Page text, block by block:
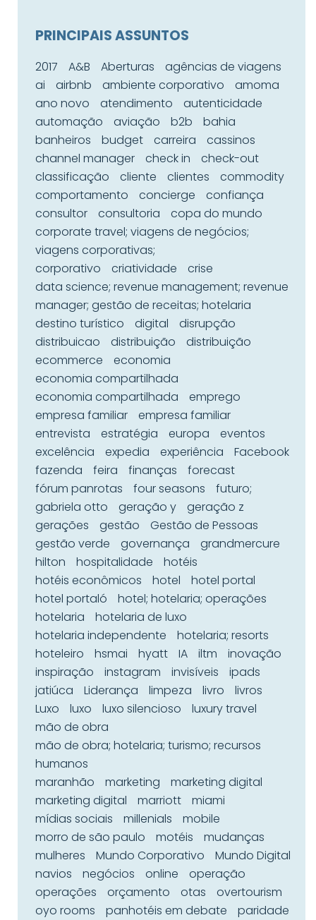
PRINCIPAIS ASSUNTOS
2017 A&B Aberturas
agências de viagens
ai
airbnb ambiente corporativo
amoma
ano novo
atendimento
autenticidade
automação
aviação b2b
bahia
banheiros
budget carreira
cassinos
channel manager
check in
check-out
classificação
cliente clientes
commodity
comportamento
concierge
confiança
consultor
consultoria
copa do mundo
corporate travel; viagens de negócios;
viagens corporativas;
corporativo
criatividade
crise
data science; revenue management; revenue
manager; gestão de receitas; hotelaria
destino turístico
digital
disrupção
distribuicao
distribuição
distribuição
ecommerce
economia
economia compartilhada
economia compartilhada
emprego
empresa familiar
empresa familiar
entrevista
estratégia europa
eventos
excelência
expedia experiência
Facebook
fazenda
feira finanças
forecast
fórum panrotas
four seasons
futuro;
gabriela otto
geração y
geração z
gerações
gestão
Gestão de Pessoas
gestão verde
governança
grandmercure
hilton
hospitalidade
hotéis
hotéis econômicos
hotel
hotel portal
hotel portaló
hotel; hotelaria; operações
hotelaria
hotelaria de luxo
hotelaria independente
hotelaria; resorts
hoteleiro
hsmai hyatt IA iltm
inovação
inspiração
instagram invisíveis
ipads
jatiúca
Liderança limpeza livro
livros
Luxo
luxo luxo silencioso
luxury travel
mão de obra
mão de obra; hotelaria; turismo; recursos
humanos
maranhão
marketing
marketing digital
marketing digital
marriott
miami
mídias sociais
millenials
mobile
morro de são paulo
motéis
mudanças
mulheres
Mundo Corporativo
Mundo Digital
navios
negócios online
operação
operações
orçamento otas
overtourism
oyo rooms
panhotéis em debate
paridade